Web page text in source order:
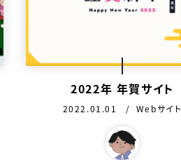
2022年 年賀サイト
公開日：
2022.01.01 カテゴリ：
Webサイト
この作品を作った人